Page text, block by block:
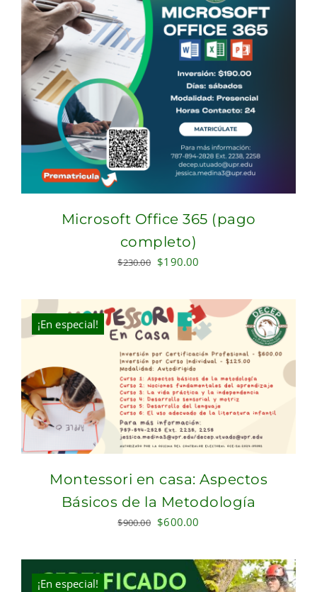
Microsoft Office 365 (pago
completo)
$230.00 Original
was:
$230.00.
$190.00
is:
$190.00.
¡En especial!
Montessori en casa: Aspectos
Básicos de la Metodología
$900.00 Original
was:
$900.00.
$600.00
is:
$600.00.
¡En especial!